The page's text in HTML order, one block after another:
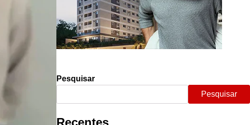
Pesquisar
Pesquisar
Recentes